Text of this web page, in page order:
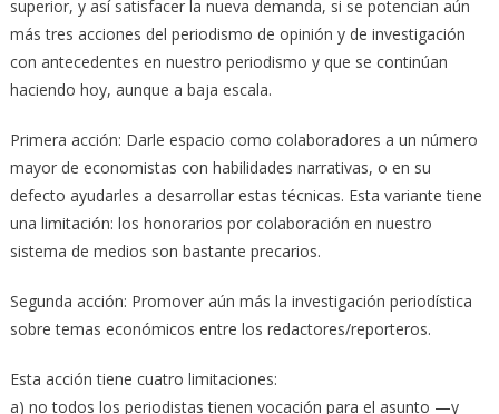
superior, y así satisfacer la nueva demanda, si se potencian aún
más tres acciones del periodismo de opinión y de investigación
con antecedentes en nuestro periodismo y que se continúan
haciendo hoy, aunque a baja escala.
Primera acción: Darle espacio como colaboradores a un número
mayor de economistas con habilidades narrativas, o en su
defecto ayudarles a desarrollar estas técnicas. Esta variante tiene
una limitación: los honorarios por colaboración en nuestro
sistema de medios son bastante precarios.
Segunda acción: Promover aún más la investigación periodística
sobre temas económicos entre los redactores/reporteros.
Esta acción tiene cuatro limitaciones:
a) no todos los periodistas tienen vocación para el asunto —y